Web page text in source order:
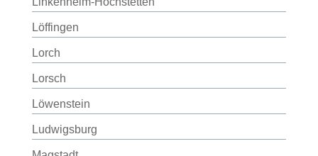
Löffingen
Lorch
Lorsch
Löwenstein
Ludwigsburg